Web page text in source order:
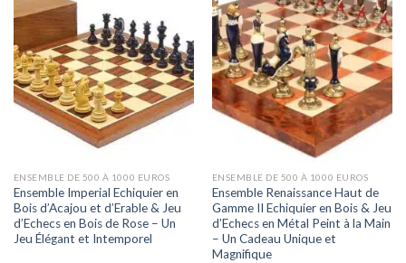
ENSEMBLE DE 500 À 1000 EUROS
Ensemble Imperial Echiquier en
Bois d’Acajou et d’Erable & Jeu
d’Echecs en Bois de Rose – Un
Jeu Élégant et Intemporel
ENSEMBLE DE 500 À 1000 EUROS
Ensemble Renaissance Haut de
Gamme II Echiquier en Bois & Jeu
d’Echecs en Métal Peint à la Main
– Un Cadeau Unique et
Magnifique